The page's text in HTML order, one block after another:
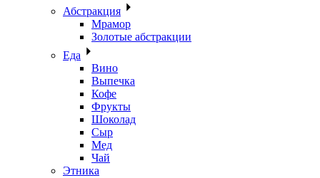
Абстракция
Мрамор
Золотые абстракции
Еда
Вино
Выпечка
Кофе
Фрукты
Шоколад
Сыр
Мед
Чай
Этника